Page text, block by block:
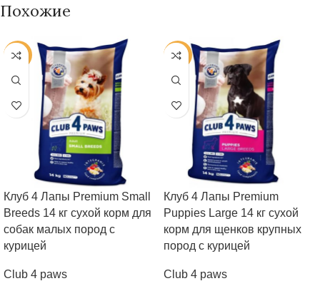
Похожие
-20%
Клуб 4 Лапы Premium Small
Breeds 14 кг сухой корм для
собак малых пород с
курицей
Club 4 paws
-19%
Клуб 4 Лапы Premium
Puppies Large 14 кг сухой
корм для щенков крупных
пород с курицей
Club 4 paws